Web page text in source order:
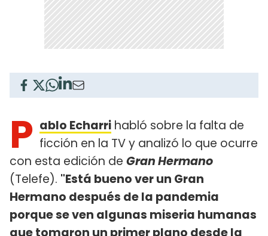
P ablo Echarri habló sobre la falta de
ficción en la TV y analizó lo que ocurre
con esta edición de Gran Hermano
(Telefe). "Está bueno ver un Gran
Hermano después de la pandemia
porque se ven algunas miseria humanas
que tomaron un primer plano desde la